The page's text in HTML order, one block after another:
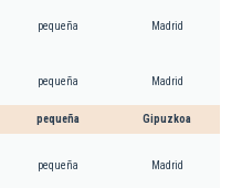
pequeña Madrid
pequeña Madrid
pequeña Gipuzkoa
pequeña Madrid